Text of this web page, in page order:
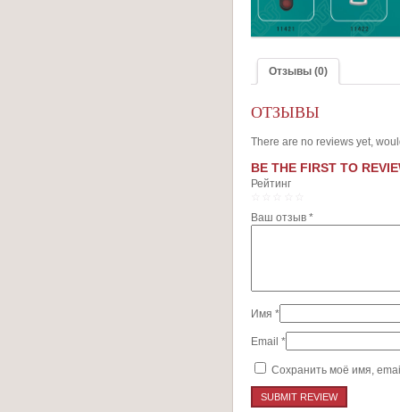
Отзывы (0)
ОТЗЫВЫ
There are no reviews yet,
BE THE FIRST TO
Рейтинг
Ваш отзыв *
Имя *
Email *
Сохранить моё имя,